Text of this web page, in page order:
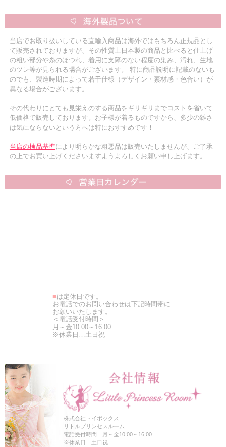
当店でお取り扱いしている直輸入商品は海外ではもちろん正規品とし
て販売されておりますが、その性質上日本製の商品と比べると仕上げ
の粗い部分や糸のほつれ、着用に支障のない程度の染み、汚れ、生地
のツレ等が見られる場合がございます。 特に商品説明に記載のないも
のでも、製造時期によって若干仕様（デザイン・素材感・色合い）が
異なる場合がございます。
その代わりにとても見栄えのする商品をギリギリまでコストを省いて
低価格で販売しております。お子様が着るものですから、多少の雑さ
は気にならないという方へは特におすすめです！
当店の検品基準により明らかな粗悪品は販売いたしませんが、ご了承
の上でお買い上げくださいますようよろしくお願い申し上げます。
■は定休日です。
お電話でのお問い合わせは下記時間帯に
お願いいたします。
＜電話受付時間＞
月～金10:00～16:00
※休業日…土日祝
株式会社トイボックス
リトルプリンセスルーム
電話受付時間 月～金10:00～16:00
※休業日…土日祝